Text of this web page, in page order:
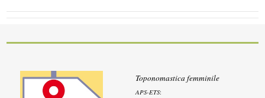
Toponomastica femminile
APS-ETS: